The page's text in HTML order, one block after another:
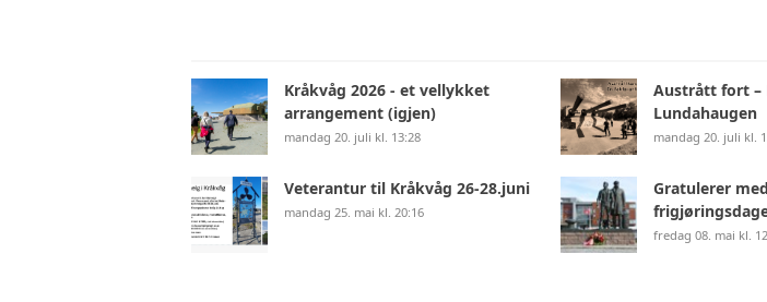
Kråkvåg 2026 - et vellykket
arrangement (igjen)
mandag 20. juli kl. 13:28
Austrått fort –
Lundahaugen
mandag 20. juli kl.
Veterantur til Kråkvåg 26-28.juni
mandag 25. mai kl. 20:16
Gratulerer
fredag 08. mai kl.